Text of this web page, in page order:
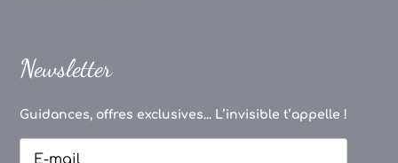
Newsletter
Guidances, offres exclusives... L’invisible t’appelle !